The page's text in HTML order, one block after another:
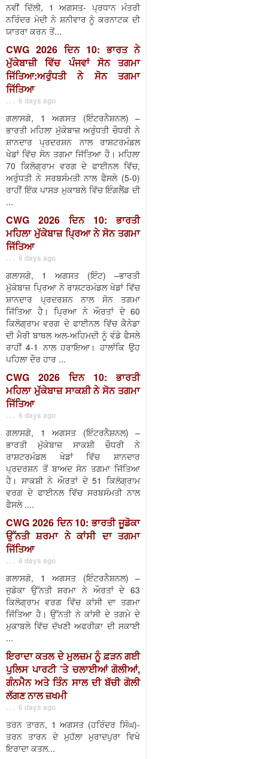
ਨਵੀਂ ਦਿੱਲੀ, 1 ਅਗਸਤ- ਪ੍ਰਧਾਨ ਮੰਤਰੀ
ਨਰਿੰਦਰ ਮੋਦੀ ਨੇ ਸ਼ਨੀਵਾਰ ਨੂੰ ਕਰਨਾਟਕ ਦੀ
ਯਾਤਰਾ ਕਰਨ ਤੋਂ...
CWG 2026 ਦਿਨ 10: ਭਾਰਤ ਨੇ
ਮੁੱਕੇਬਾਜ਼ੀ ਵਿੱਚ ਪੰਜਵਾਂ ਸੋਨ ਤਗਮਾ
ਜਿੱਤਿਆ:ਅਰੁੰਧਤੀ ਨੇ ਸੋਨ ਤਗਮਾ
ਜਿੱਤਿਆ
. . . 6 days ago
ਗਲਾਸਗੋ, 1 ਅਗਸਤ (ਇੰਟਰਨੈਸ਼ਨਲ) –
ਭਾਰਤੀ ਮਹਿਲਾ ਮੁੱਕੇਬਾਜ਼ ਅਰੁੰਧਤੀ ਚੌਧਰੀ ਨੇ
ਸ਼ਾਨਦਾਰ ਪ੍ਰਦਰਸ਼ਨ ਨਾਲ ਰਾਸ਼ਟਰਮੰਡਲ
ਖੇਡਾਂ ਵਿੱਚ ਸੋਨ ਤਗਮਾ ਜਿੱਤਿਆ ਹੈ। ਮਹਿਲਾ
70 ਕਿਲੋਗ੍ਰਾਮ ਵਰਗ ਦੇ ਫਾਈਨਲ ਵਿੱਚ,
ਅਰੁੰਧਤੀ ਨੇ ਸਰਬਸੰਮਤੀ ਨਾਲ ਫੈਸਲੇ (5-0)
ਰਾਹੀਂ ਇੱਕ ਪਾਸੜ ਮੁਕਾਬਲੇ ਵਿੱਚ ਇੰਗਲੈਂਡ ਦੀ
...
CWG 2026 ਦਿਨ 10: ਭਾਰਤੀ
ਮਹਿਲਾ ਮੁੱਕੇਬਾਜ਼ ਪ੍ਰਿਆ ਨੇ ਸੋਨ ਤਗਮਾ
ਜਿੱਤਿਆ
. . . 6 days ago
ਗਲਾਸਗੋ, 1 ਅਗਸਤ (ਇੰਟ) –ਭਾਰਤੀ
ਮੁੱਕੇਬਾਜ਼ ਪ੍ਰਿਆ ਨੇ ਰਾਸ਼ਟਰਮੰਡਲ ਖੇਡਾਂ ਵਿੱਚ
ਸ਼ਾਨਦਾਰ ਪ੍ਰਦਰਸ਼ਨ ਨਾਲ ਸੋਨ ਤਗਮਾ
ਜਿੱਤਿਆ ਹੈ। ਪ੍ਰਿਆ ਨੇ ਔਰਤਾਂ ਦੇ 60
ਕਿਲੋਗ੍ਰਾਮ ਵਰਗ ਦੇ ਫਾਈਨਲ ਵਿੱਚ ਕੈਨੇਡਾ
ਦੀ ਮੈਰੀ ਬਾਥਲ ਅਲ-ਅਹਿਮਦੀ ਨੂੰ ਵੰਡੇ ਫੈਸਲੇ
ਰਾਹੀਂ 4-1 ਨਾਲ ਹਰਾਇਆ। ਹਾਲਾਂਕਿ ਉਹ
ਪਹਿਲਾ ਦੌਰ ਹਾਰ ...
CWG 2026 ਦਿਨ 10: ਭਾਰਤੀ
ਮਹਿਲਾ ਮੁੱਕੇਬਾਜ਼ ਸਾਕਸ਼ੀ ਨੇ ਸੋਨ ਤਗਮਾ
ਜਿੱਤਿਆ
. . . 6 days ago
ਗਲਾਸਗੋ, 1 ਅਗਸਤ (ਇੰਟਰਨੈਸ਼ਨਲ) –
ਭਾਰਤੀ ਮੁੱਕੇਬਾਜ਼ ਸਾਕਸ਼ੀ ਚੌਧਰੀ ਨੇ
ਰਾਸ਼ਟਰਮੰਡਲ ਖੇਡਾਂ ਵਿੱਚ ਸ਼ਾਨਦਾਰ
ਪ੍ਰਦਰਸ਼ਨ ਤੋਂ ਬਾਅਦ ਸੋਨ ਤਗਮਾ ਜਿੱਤਿਆ
ਹੈ। ਸਾਕਸ਼ੀ ਨੇ ਔਰਤਾਂ ਦੇ 51 ਕਿਲੋਗ੍ਰਾਮ
ਵਰਗ ਦੇ ਫਾਈਨਲ ਵਿੱਚ ਸਰਬਸੰਮਤੀ ਨਾਲ
ਫੈਸਲੇ ....
CWG 2026 ਦਿਨ 10: ਭਾਰਤੀ ਜੂਡੋਕਾ
ਉੱਨਤੀ ਸ਼ਰਮਾ ਨੇ ਕਾਂਸੀ ਦਾ ਤਗਮਾ
ਜਿੱਤਿਆ
. . . 6 days ago
ਗਲਾਸਗੋ, 1 ਅਗਸਤ (ਇੰਟਰਨੈਸ਼ਨਲ) –
ਜੁਡੋਕਾ ਉੱਨਤੀ ਸ਼ਰਮਾ ਨੇ ਔਰਤਾਂ ਦੇ 63
ਕਿਲੋਗ੍ਰਾਮ ਵਰਗ ਵਿੱਚ ਕਾਂਸੀ ਦਾ ਤਗਮਾ
ਜਿੱਤਿਆ ਹੈ। ਉੱਨਤੀ ਨੇ ਕਾਂਸੀ ਦੇ ਤਗਮੇ ਦੇ
ਮੁਕਾਬਲੇ ਵਿੱਚ ਦੱਖਣੀ ਅਫਰੀਕਾ ਦੀ ਸਕਾਈ
...
ਇਰਾਦਾ ਕਤਲ ਦੇ ਮੁਲਜ਼ਮ ਨੂੰ ਫ਼ੜਨ ਗਈ
ਪੁਲਿਸ ਪਾਰਟੀ ’ਤੇ ਚਲਾਈਆਂ ਗੋਲੀਆਂ,
ਗੰਨਮੈਨ ਅਤੇ ਤਿੰਨ ਸਾਲ ਦੀ ਬੱਚੀ ਗੋਲੀ
ਲੱਗਣ ਨਾਲ ਜ਼ਖਮੀ
. . . 6 days ago
ਤਰਨ ਤਾਰਨ, 1 ਅਗਸਤ (ਹਰਿੰਦਰ ਸਿੰਘ)-
ਤਰਨ ਤਾਰਨ ਦੇ ਮੁਹੱਲਾ ਮੁਰਾਦਪੁਰਾ ਵਿਖੇ
ਇਰਾਦਾ ਕਤਲ...